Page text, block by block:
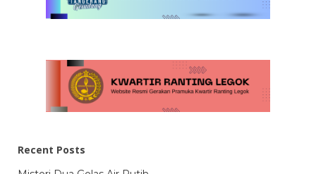
Recent Posts